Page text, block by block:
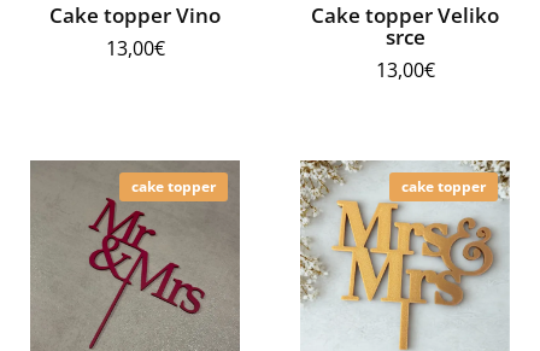
Cake topper Vino
13,00€
Cake topper Veliko
srce
13,00€
cake topper cake topper